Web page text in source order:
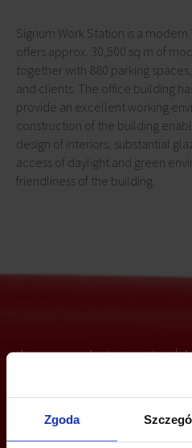
Zgoda
Signum Work Station is a
offers approx. 30,500 sq m of
together with 880 parking
and clients. The office building
provide an excellent working
construction of the building
design of interiors, substantial
access of daylight and green
friendliness of the building.
Are you interested
CALL US AND FIND OUT MORE